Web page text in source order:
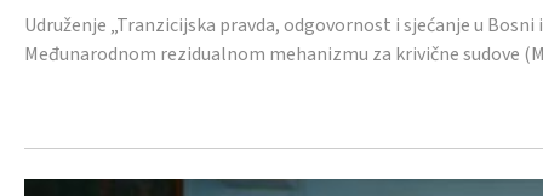
Udruženje „Tranzicijska pravda, odgovornost i sjećanje u
Međunarodnom rezidualnom mehanizmu za krivične sudove